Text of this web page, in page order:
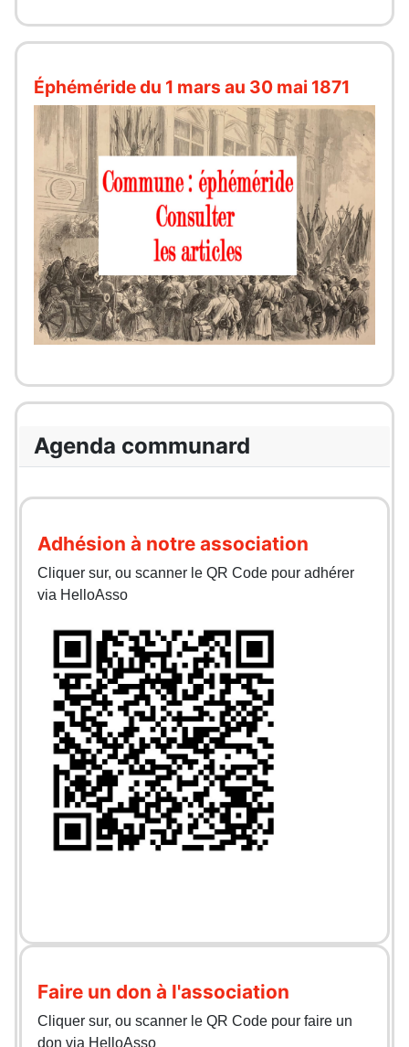
Éphéméride du 1 mars au 30 mai 1871
Agenda communard
Adhésion à notre association
Cliquer sur, ou scanner le QR Code pour adhérer
via HelloAsso
Faire un don à l'association
Cliquer sur, ou scanner le QR Code pour faire un
don via HelloAsso